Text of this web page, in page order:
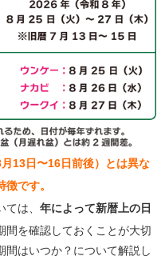
13日〜16日前後）とは異な
です。
ては、年によって新暦上の日
間を確認しておくことが大切
間はいつか？について解説し